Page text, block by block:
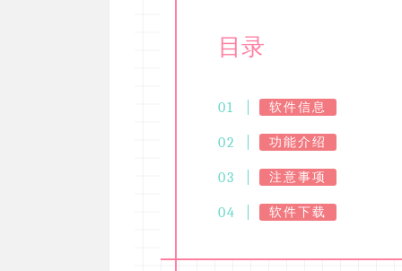
目录
软件信息
功能介绍
注意事项
软件下载